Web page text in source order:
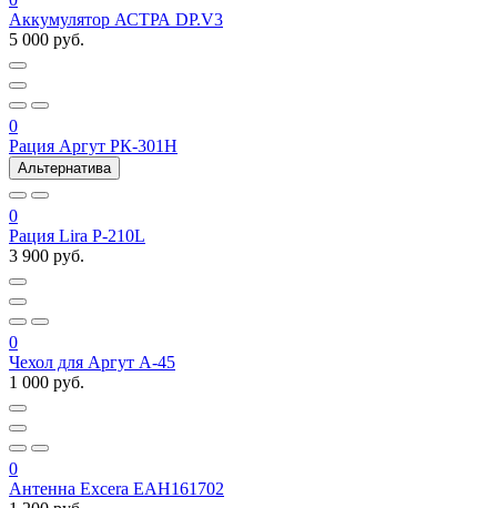
Аккумулятор АСТРА DP.V3
5 000 руб.
0
Рация Аргут РК-301Н
Альтернатива
0
Рация Lira P-210L
3 900 руб.
0
Чехол для Аргут А-45
1 000 руб.
0
Антенна Excera EAH161702